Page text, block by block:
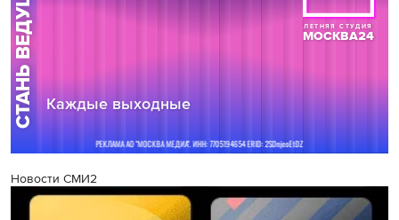
Новости СМИ2